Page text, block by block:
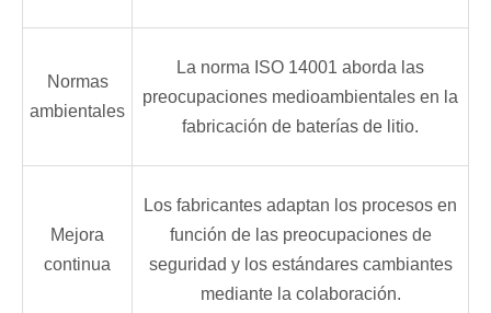
Normas
ambientales
La norma ISO 14001 aborda las
preocupaciones medioambientales en la
fabricación de baterías de litio.
Mejora
continua
Los fabricantes adaptan los procesos en
función de las preocupaciones de
seguridad y los estándares cambiantes
mediante la colaboración.